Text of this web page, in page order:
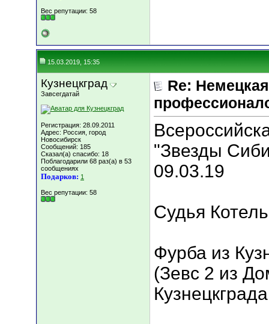
Вес репутации: 58
15.03.2019, 15:35
Кузнецкград
Завсегдатай
Регистрация: 28.09.2011
Адрес: Россия, город
Новосибирск
Сообщений: 185
Сказал(а) спасибо: 18
Поблагодарили 68 раз(а) в 53
сообщениях
Подарков: 1
Вес репутации: 58
Re:
"Звезды
09.03.19
Судья
Фурба из
(Зевс 2 из